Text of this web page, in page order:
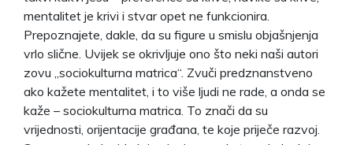
mentalitet je krivi i stvar opet ne funkcionira.
Prepoznajete, dakle, da su figure u smislu objašnjenja
vrlo slične. Uvijek se okrivljuje ono što neki naši autori
zovu „sociokulturna matrica“. Zvuči predznanstveno
ako kažete mentalitet, i to više ljudi ne rade, a onda se
kaže – sociokulturna matrica. To znači da su
vrijednosti, orijentacije građana, te koje priječe razvoj.